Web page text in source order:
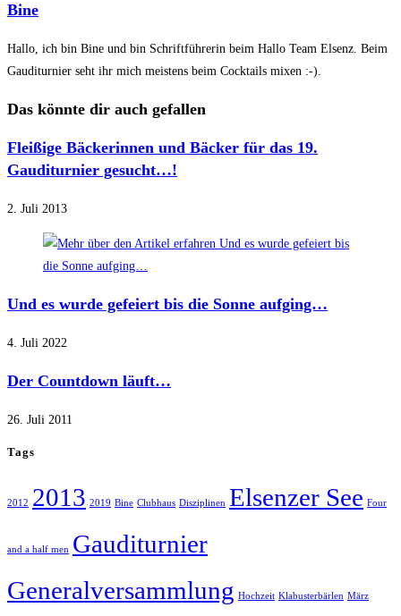
Bine
Hallo, ich bin Bine und bin Schriftführerin beim Hallo Team Elsenz. Beim
Gauditurnier seht ihr mich meistens beim Cocktails mixen :-).
Das könnte dir auch gefallen
Fleißige Bäckerinnen und Bäcker für das 19.
Gauditurnier gesucht…!
2. Juli 2013
Und es wurde gefeiert bis die Sonne aufging…
4. Juli 2022
Der Countdown läuft…
26. Juli 2011
Tags
2012 2013 2019 Bine Clubhaus Disziplinen Elsenzer See Four
and a half men Gauditurnier
Generalversammlung Hochzeit Klabusterbärlen März